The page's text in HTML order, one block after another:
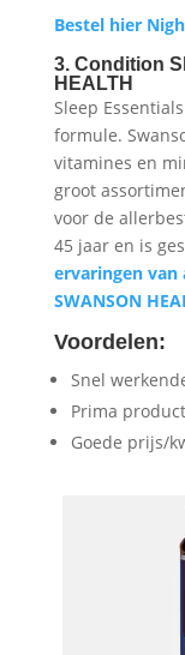
Bestel hier
3. Condition
HEALTH
Sleep
formule.
vitamines en
groot
voor de
45 jaar en is
ervaringen van
SWANSON
Voordelen:
Snel
Prima
Goede prijs/